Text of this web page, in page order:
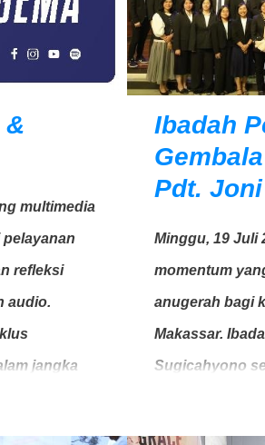
&
multimedia
refleksi
audio.
jangka
Ibadah
Pdt.
Minggu, 19 Juli
momentum
anugerah bagi
Makassar.
Sugicahyono